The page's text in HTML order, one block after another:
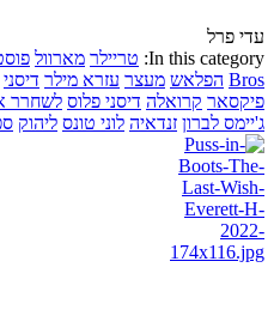
עדי פרל
In this category: טריילר מארוול
Bros הפלאש מעצר עזרא מילר דיסני
פיקסאר קרואלה דיסני פלוס לשחרר
ג'יימס לברון זנדאיה לוני טונס ליהוק